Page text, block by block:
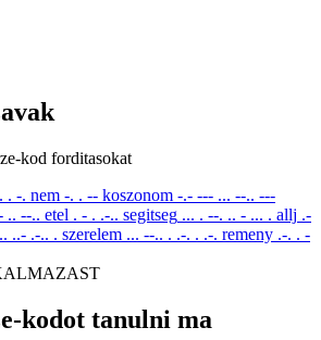
kod forditasokat
. -. nem -. . -- koszonom -.- --- ... --.. ---
.. --.. etel . - . .-.. segitseg ... . --. .. - ... . allj .-
..- .-.. . szerelem ... --.. . .-. . .-. remeny .-. . -
kodot tanulni ma